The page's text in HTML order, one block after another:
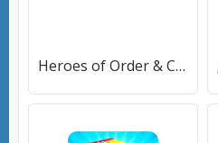
Heroes of Order & Chaos